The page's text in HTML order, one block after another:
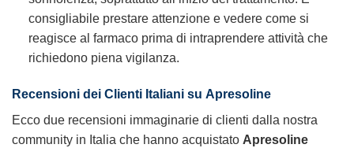
consigliabile prestare attenzione e vedere come si
reagisce al farmaco prima di intraprendere attività che
richiedono piena vigilanza.
Recensioni dei Clienti Italiani su Apresoline
Ecco due recensioni immaginarie di clienti dalla nostra
community in Italia che hanno acquistato Apresoline